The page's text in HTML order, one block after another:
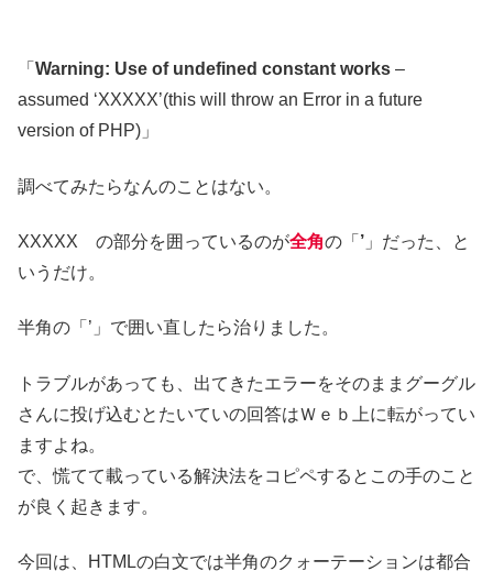
「 Warning: Use of undefined constant works –
assumed ‘XXXXX’(this will throw an Error in a future
version of PHP)」
調べてみたらなんのことはない。
XXXXX の部分を囲っているのが全角の「 ’ 」だった、と
いうだけ。
半角の「’」で囲い直したら治りました。
トラブルがあっても、出てきたエラーをそのままグーグル
さんに投げ込むとたいていの回答はＷｅｂ上に転がってい
ますよね。
で、慌てて載っている解決法をコピペするとこの手のこと
が良く起きます。
今回は、HTMLの白文では半角のクォーテーションは都合